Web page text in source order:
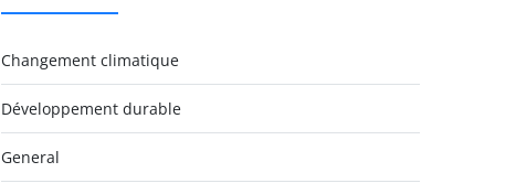
Changement climatique
Développement durable
General